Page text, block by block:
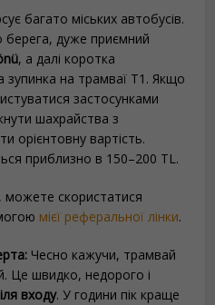
багато міських автобусів.
берега, дуже приємний
, а далі коротка
зупинка на трамваї T1. Якщо
застосунками
шахрайства з
орієнтовну вартість.
приблизно в 150–200 TL.
скористатися
мієї реферальної лінки.
Чесно кажучи, трамвай
Це швидко, недорого і
входу. У години пік краще